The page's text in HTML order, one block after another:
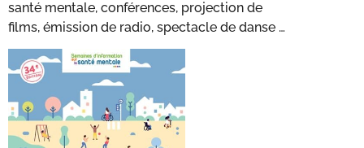
santé mentale, conférences, projection de
films, émission de radio, spectacle de danse …